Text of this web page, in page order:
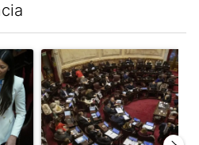
el título "Encuesta, mientras el
Un artículo de tendencia con